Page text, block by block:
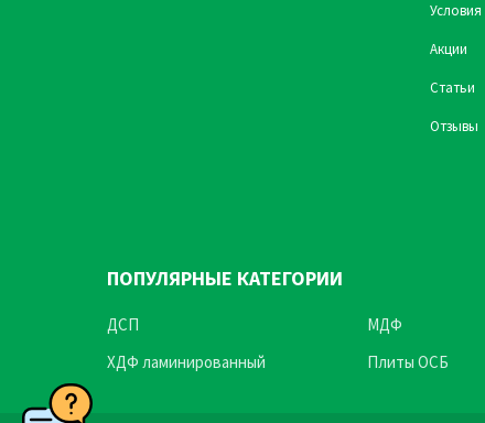
Условия
Акции
Статьи
Отзывы
ПОПУЛЯРНЫЕ КАТЕГОРИИ
ДСП МДФ
ХДФ ламинированный
Плиты ОСБ